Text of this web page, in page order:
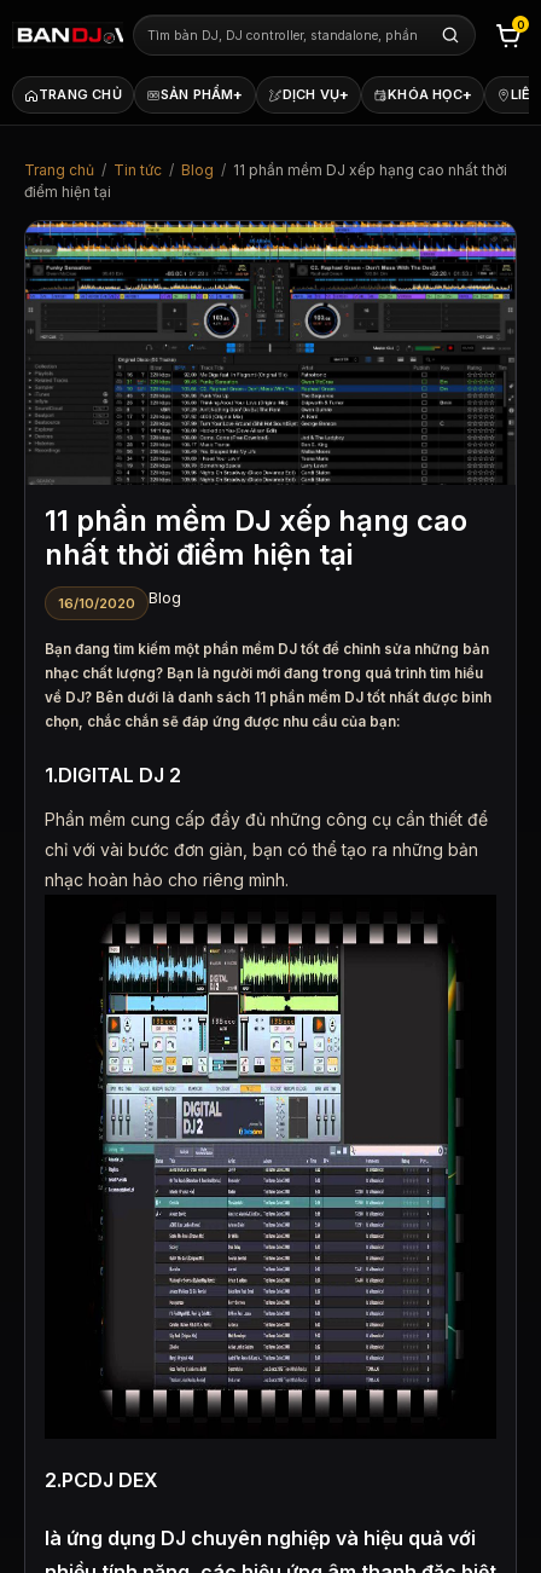
TRANG CHỦ SẢN PHẨM+ DỊCH VỤ+ KHÓA HỌC+
0
Trang chủ / Tin tức / Blog / 11 phần mềm DJ xếp hạng cao nhất thời
điểm hiện tại
11 phần mềm DJ xếp hạng cao
nhất thời điểm hiện tại
16/10/2020 Blog
Bạn đang tìm kiếm một phần mềm DJ tốt để chỉnh sửa những bản
nhạc chất lượng? Bạn là người mới đang trong quá trình tìm hiểu
về DJ? Bên dưới là danh sách 11 phần mềm DJ tốt nhất được bình
chọn, chắc chắn sẽ đáp ứng được nhu cầu của bạn:
1.DIGITAL DJ 2
Phần mềm cung cấp đầy đủ những công cụ cần thiết để
chỉ với vài bước đơn giản, bạn có thể tạo ra những bản
nhạc hoàn hảo cho riêng mình.
2.PCDJ DEX
là ứng dụng DJ chuyên nghiệp và hiệu quả với